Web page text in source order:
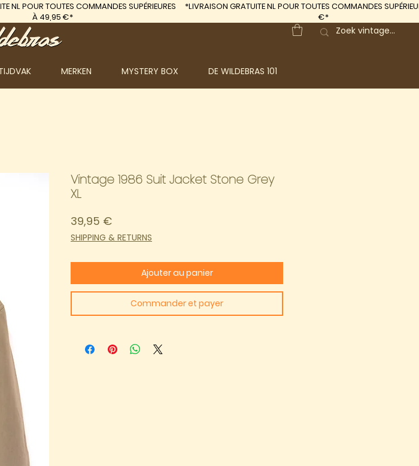
MERKEN MYSTERY BOX DE WILDEBRAS 101
NL POUR TOUTES COMMANDES SUPÉRIEURES
À 49,95 €*
*LIVRAISON GRATUITENL POUR TOUTES COMMANDES
€*
Vintage 1986 Suit Jacket Stone Grey
XL
39,95 €Prix
SHIPPING & RETURNS
Ajouter au panier
Commander et payer